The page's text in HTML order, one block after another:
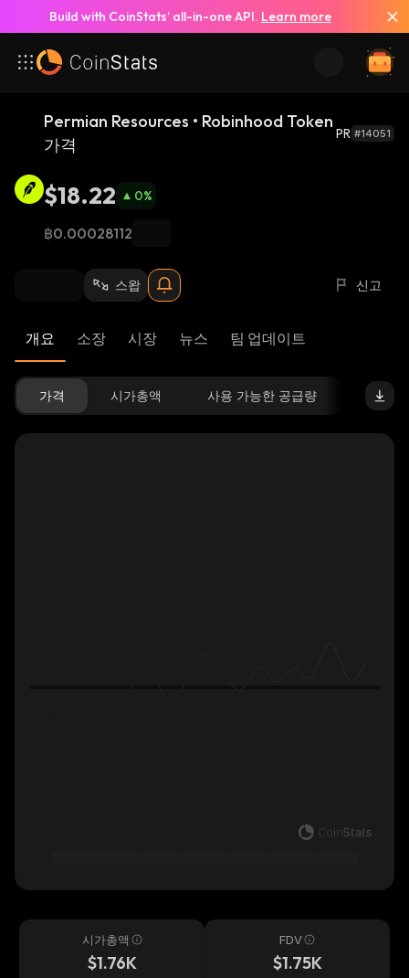
Build with CoinStats’ all-in-one API. Learn more
Permian Resources • Robinhood Token
가격
PR #14051
$18.22 0%
฿0.00028112
스왑 신고
개요 소장 시장 뉴스 팀 업데이트
가격 시가총액 사용 가능한 공급량
시가총액
$1.76K
FDV
$1.75K